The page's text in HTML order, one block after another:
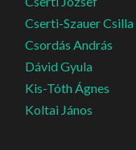
Cserti-Szauer Csilla
Csordás András
Dávid Gyula
Kis-Tóth Ágnes
Koltai János